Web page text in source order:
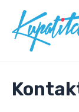
content